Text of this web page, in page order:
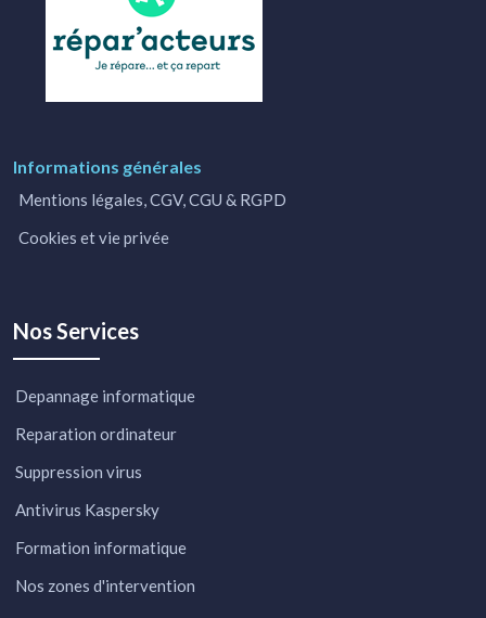
Informations générales
Mentions légales, CGV, CGU & RGPD
Cookies et vie privée
Nos Services
Depannage informatique
Reparation ordinateur
Suppression virus
Antivirus Kaspersky
Formation informatique
Nos zones d'intervention